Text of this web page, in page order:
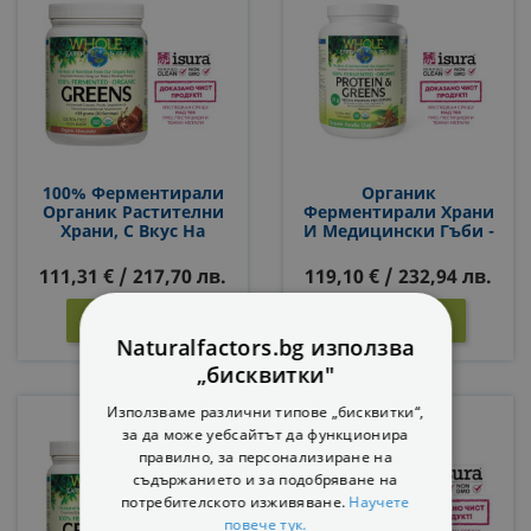
100% Ферментирали
Органик Растителни
Храни, С Вкус На
Sea, 438 G Прах
111,31 € / 217,70 лв.
Органик
Ферментирали Храни
И Медицински Гъби -
Източник На Протеин
И Антиоксиданти, 656
119,10 € / 232,94 лв.
Naturalfactors.bg използва
„бисквитки"
Използваме различни типове „бисквитки“,
за да може уебсайтът да функционира
правилно, за персонализиране на
съдържанието и за подобряване на
потребителското изживяване. Научете
повече тук.